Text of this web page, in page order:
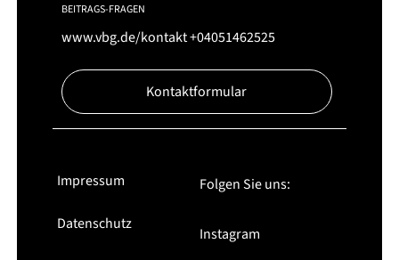
BEITRAGS-FRAGEN
www.vbg.de/kontakt+04051462525
Kontaktformular
Impressum
Datenschutz
Folgen Sie uns:
Instagram